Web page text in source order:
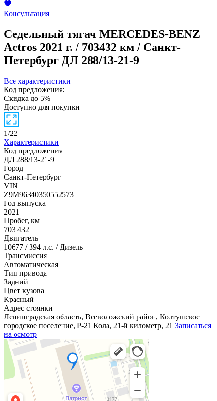
Консультация
Седельный тягач MERCEDES-BENZ
Actros 2021 г. / 703432 км / Санкт-
Петербург ДЛ 288/13-21-9
Все характеристики
Код предложения:
Скидка до 5%
Доступно для покупки
1/22
Характеристики
Код предложения
ДЛ 288/13-21-9
Город
Санкт-Петербург
VIN
Z9M96340350552573
Год выпуска
2021
Пробег, км
703 432
Двигатель
10677 / 394 л.с. / Дизель
Трансмиссия
Автоматическая
Тип привода
Задний
Цвет кузова
Красный
Адрес стоянки
Ленинградская область, Всеволожский район, Колтушское
городское поселение, Р-21 Кола, 21-й километр, 21 Записаться
на осмотр